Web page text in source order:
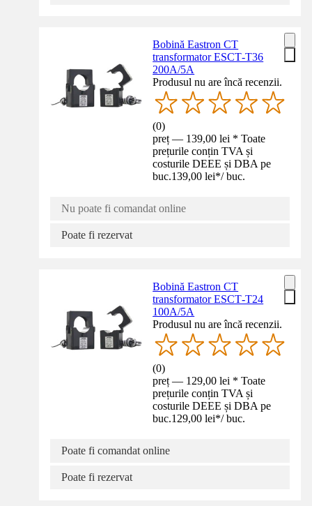
Bobină Eastron CT
transformator ESCT‑T36
200A/5A
Produsul nu are încă recenzii.
(0)
preț — 139,00 lei * Toate
prețurile conțin TVA și
costurile DEEE și DBA pe
buc.139,00 lei*/ buc.
Nu poate fi comandat online
Poate fi rezervat
Bobină Eastron CT
transformator ESCT‑T24
100A/5A
Produsul nu are încă recenzii.
(0)
preț — 129,00 lei * Toate
prețurile conțin TVA și
costurile DEEE și DBA pe
buc.129,00 lei*/ buc.
Poate fi comandat online
Poate fi rezervat